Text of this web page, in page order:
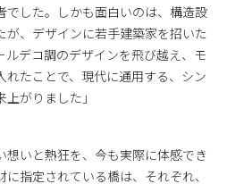
でした。しかも面白いのは、構造設
、デザインに若手建築家を招いた
ルデコ調のデザインを飛び越え、モ
れたことで、現代に通用する、シン
がりました」
想いと熱狂を、今も実際に体感でき
指定されている橋は、それぞれ、